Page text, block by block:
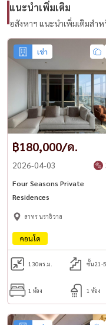
แนะนำเพิ่มเติม
อสังหาฯ แนะนำเพิ่มเติมสำ
เช่า
฿180,000/ด.
2026-04-03
Four Seasons Private
Residences
สาทร นราธิวาส
คอนโด
130ตร.ม. ชั้น21-
1 ห้อง 1 ห้อง